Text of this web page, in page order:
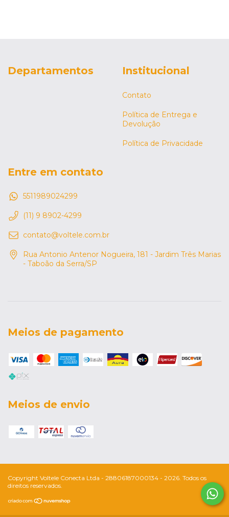
Departamentos Institucional
Contato
Política de Entrega e
Devolução
Política de Privacidade
Entre em contato
5511989024299
(11) 9 8902-4299
contato@voltele.com.br
Rua Antonio Antenor Nogueira, 181 - Jardim Três Marias
- Taboão da Serra/SP
Meios de pagamento
Meios de envio
Copyright Voltele Conecta Ltda - 28806187000134 - 2026. Todos os
direitos reservados.